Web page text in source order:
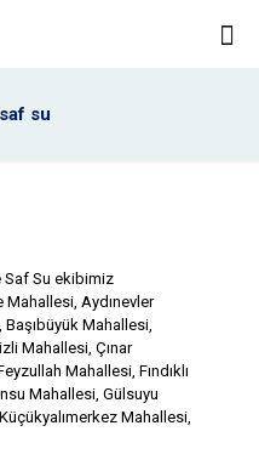
su
Saf Su ekibimiz
Aydınevler
Mahallesi,
Mahallesi, Çınar
Mahallesi, Fındıklı
Mahallesi, Gülsuyu
Mahallesi,